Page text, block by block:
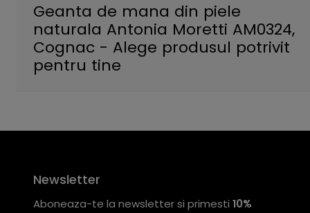
Geanta de mana din piele
naturala Antonia Moretti AM0324,
Cognac - Alege produsul potrivit
pentru tine
Newsletter
Aboneaza-te la newsletter si primesti 10%